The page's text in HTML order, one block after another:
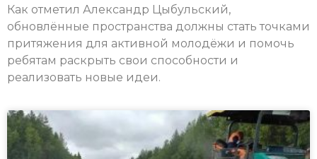
Как отметил Александр Цыбульский,
обновлённые пространства должны стать точками
притяжения для активной молодёжи и помочь
ребятам раскрыть свои способности и
реализовать новые идеи.